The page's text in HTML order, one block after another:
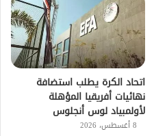
اتحاد الكرة يطلب استضافة
نهائيات أفريقيا المؤهلة
لأولمبياد لوس أنجلوس
8 أغسطس، 2026